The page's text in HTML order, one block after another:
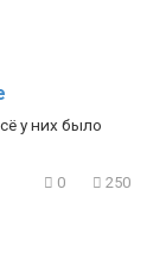
у них было
0 250